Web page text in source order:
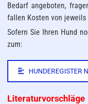
Bedarf angeboten,
fallen Kosten von jeweils
Sofern Sie Ihren Hund
zum:
HUNDEREGISTER